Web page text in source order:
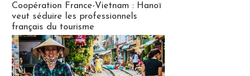
Coopération France-Vietnam : Hanoï
veut séduire les professionnels
français du tourisme